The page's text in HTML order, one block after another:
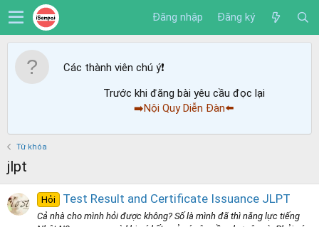
Đăng nhập Đăng ký
Các thành viên chú ý❗️
Trước khi đăng bài yêu cầu đọc lại
➡️Nội Quy Diễn Đàn⬅️
Từ khóa
jlpt
Hỏi Test Result and Certificate Issuance JLPT
Cả nhà cho mình hỏi được không? Số là mình đã thì năng lực tiếng